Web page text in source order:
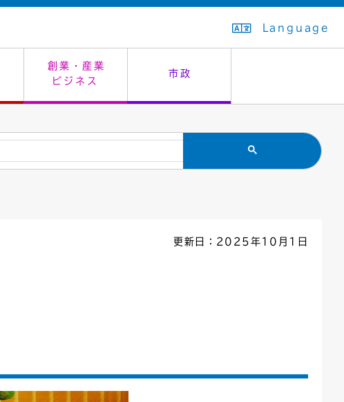
Language
創業・産業
ビジネス
市政
生活排水
市民安全
教育委員会
入学式・卒業式
救急・夜間診療
感染症
施設予約（まつぼっくり）
はたちの集い
指定管理者制度
公共事業の技術監理
議会
オープンデータ
更新日：2025年10月1日